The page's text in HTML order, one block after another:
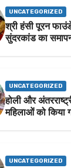
UNCATEGORIZED
श्री हंसी पूरन
सुंदरकांड का
UNCATEGORIZED
होली और
महिलाओं को किया
UNCATEGORIZED